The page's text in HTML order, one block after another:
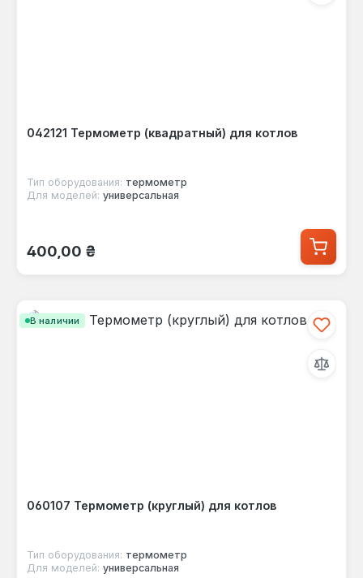
042121 Термометр (квадратный) для котлов
Тип оборудования: термометр
Для моделей: универсальная
Обычная цена:
400,00 ₴
В наличии
060107 Термометр (круглый) для котлов
Тип оборудования: термометр
Для моделей: универсальная